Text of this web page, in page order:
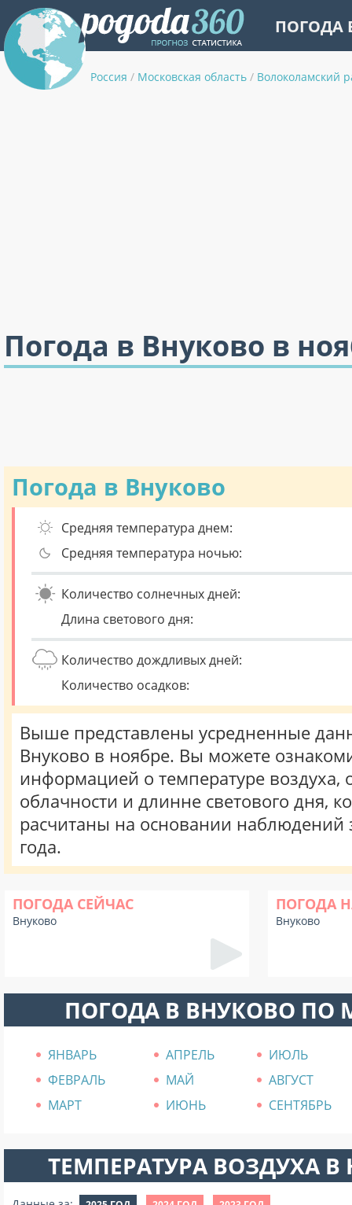
ПОГОДА
Россия / Московская область / Волоколамский
Погода в Внуково в
Погода в Внуково
Средняя температура днем:
Средняя температура ночью:
Количество солнечных дней:
Длина светового дня:
Количество дождливых дней:
Количество осадков:
Выше представлены усредненные
Внуково в ноябре. Вы можете
информацией о температуре воздуха,
облачности и длинне светового дня,
расчитаны на основании наблюдений
года.
ПОГОДА СЕЙЧАС
Внуково
ПОГОДА
Внуково
ПОГОДА В ВНУКОВО ПО
ЯНВАРЬ АПРЕЛЬ
ИЮЛЬ
ФЕВРАЛЬ
МАЙ
АВГУСТ
МАРТ
ИЮНЬ СЕНТЯБРЬ
ТЕМПЕРАТУРА ВОЗДУХА В